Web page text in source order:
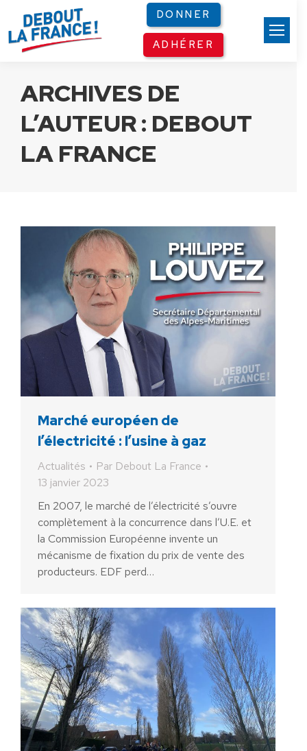
DONNER
ADHÉRER
ARCHIVES DE
L’AUTEUR : DEBOUT
LA FRANCE
Marché européen de
l’électricité : l’usine à gaz
Actualités Par Debout La France
13 janvier 2023
En 2007, le marché de l’électricité s’ouvre
complètement à la concurrence dans l’U.E. et
la Commission Européenne invente un
mécanisme de fixation du prix de vente des
producteurs. EDF perd…
Panneau de gestion des cookies